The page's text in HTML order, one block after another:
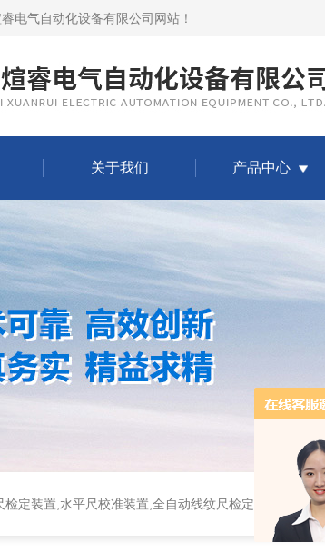
睿电气自动化设备有限公司网站 ！
关于我们 产品中心
检定装置,水平尺校准装置,全自动线纹尺检定仪,光谱铣样机